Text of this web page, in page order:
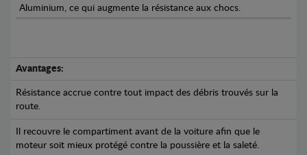
Aluminium, ce qui augmente la résistance aux chocs.
Avantages:
Résistance accrue contre tout impact des débris trouvés sur la
route.
Il recouvre le compartiment avant de la voiture afin que le
moteur soit mieux protégé contre la poussière et la saleté.